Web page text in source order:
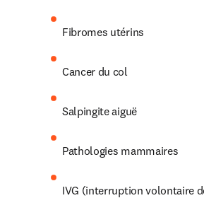
Fibromes utérins
Cancer du col
Salpingite aiguë
Pathologies mammaires
IVG (interruption volontaire